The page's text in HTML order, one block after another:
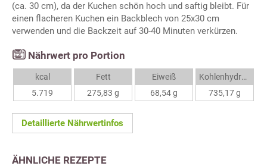
(ca. 30 cm), da der Kuchen schön hoch und saftig bleibt. Für
einen flacheren Kuchen ein Backblech von 25x30 cm
verwenden und die Backzeit auf 30-40 Minuten verkürzen.
Nährwert pro Portion
kcal
5.719
Fett
275,83 g
Eiweiß
68,54 g
Kohlenhydrate
735,17 g
Detaillierte Nährwertinfos
ÄHNLICHE REZEPTE